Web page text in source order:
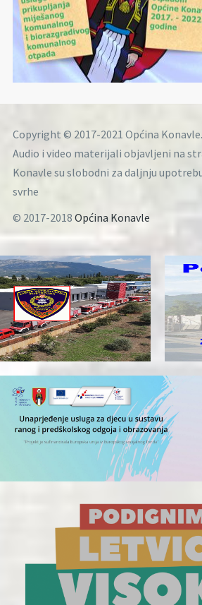
Copyright © 2017-2021 Općina
Audio i video materijali objavljeni na
Konavle su slobodni za daljnju
svrhe
© 2017-2018 Općina Konavle